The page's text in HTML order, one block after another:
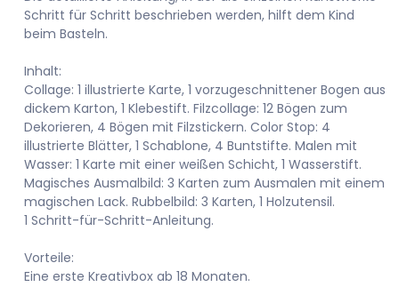
Schritt für Schritt beschrieben werden, hilft dem Kind
beim Basteln.
Inhalt:
Collage: 1 illustrierte Karte, 1 vorzugeschnittener Bogen aus
dickem Karton, 1 Klebestift. Filzcollage: 12 Bögen zum
Dekorieren, 4 Bögen mit Filzstickern. Color Stop: 4
illustrierte Blätter, 1 Schablone, 4 Buntstifte. Malen mit
Wasser: 1 Karte mit einer weißen Schicht, 1 Wasserstift.
Magisches Ausmalbild: 3 Karten zum Ausmalen mit einem
magischen Lack. Rubbelbild: 3 Karten, 1 Holzutensil.
1 Schritt-für-Schritt-Anleitung.
Vorteile:
Eine erste Kreativbox ab 18 Monaten.